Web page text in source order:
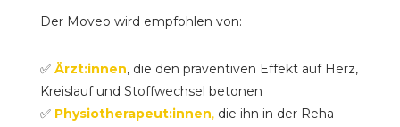
Der Moveo wird empfohlen von:
✅ Ärzt:innen, die den präventiven Effekt auf Herz,
Kreislauf und Stoffwechsel betonen
✅ Physiotherapeut:innen,die ihn in der Reha